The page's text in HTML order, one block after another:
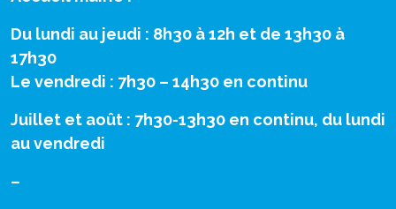
Du lundi au jeudi : 8h30 à 12h et de 13h30 à
17h30
Le vendredi : 7h30 – 14h30 en continu
Juillet et août : 7h30-13h30 en continu, du lundi
au vendredi
–